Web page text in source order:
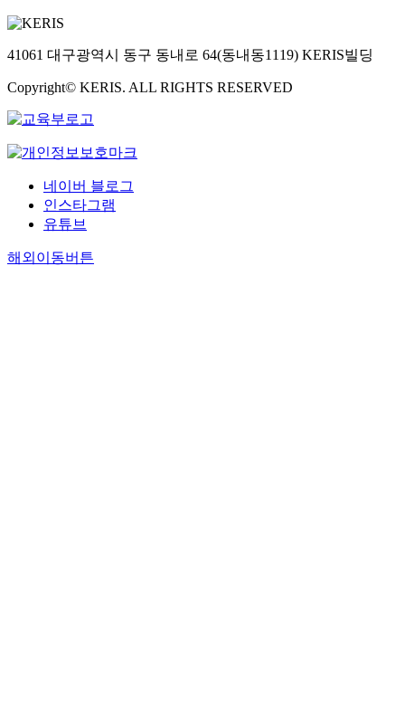
41061 대구광역시 동구 동내로 64(동내동1119) KERIS빌딩
Copyright© KERIS. ALL RIGHTS RESERVED
네이버 블로그
인스타그램
유튜브
해외이동버튼